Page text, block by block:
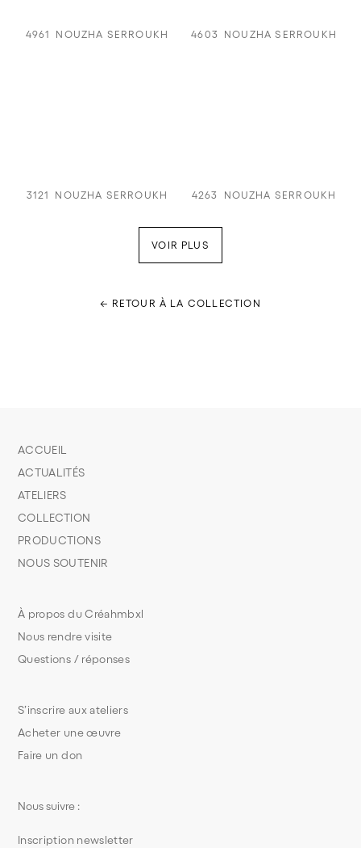
4961 NOUZHA SERROUKH 4603 NOUZHA SERROUKH
3121 NOUZHA SERROUKH 4263 NOUZHA SERROUKH
VOIR PLUS
← RETOUR À LA COLLECTION
S’inscrire aux ateliers
Acheter une œuvre
Faire un don
À propos du Créahmbxl
Nous rendre visite
Questions / réponses
ACCUEIL
ACTUALITÉS
ATELIERS
COLLECTION
PRODUCTIONS
NOUS SOUTENIR
Nous suivre :
Inscription newsletter